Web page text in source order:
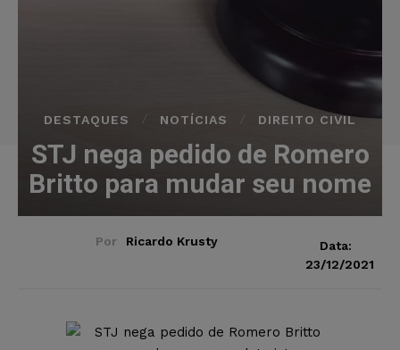
DESTAQUES NOTÍCIAS DIREITO CIVIL
STJ nega pedido de Romero
Britto para mudar seu nome
Por Ricardo Krusty
Data:
23/12/2021